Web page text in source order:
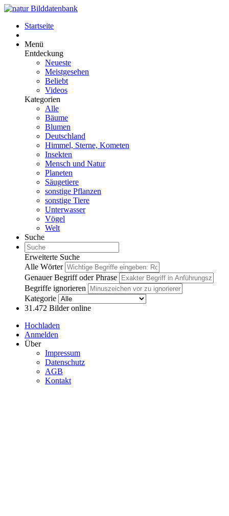
Startseite
Menü
Entdeckung
Neueste
Meistgesehen
Beliebt
Videos
Kategorien
Alle
Bäume
Blumen
Deutschland
Himmel, Sterne, Kometen
Insekten
Mensch und Natur
Planeten
Säugetiere
sonstige Pflanzen
sonstige Tiere
Unterwasser
Vögel
Welt
Suche
Erweiterte Suche
Alle Wörter
Genauer Begriff oder Phrase
Begriffe ignorieren
Kategorie
31.472 Bilder online
Hochladen
Anmelden
Über
Impressum
Datenschutz
AGB
Kontakt